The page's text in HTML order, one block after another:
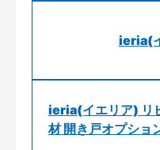
ieria(
ieria(イエリア) リ
材 開き戸オプショ